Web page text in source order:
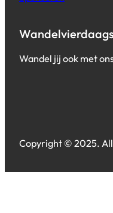
Wandel jij ook met
Copyright © 2025.